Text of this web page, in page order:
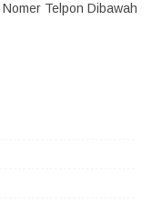
Telpon Dibawah